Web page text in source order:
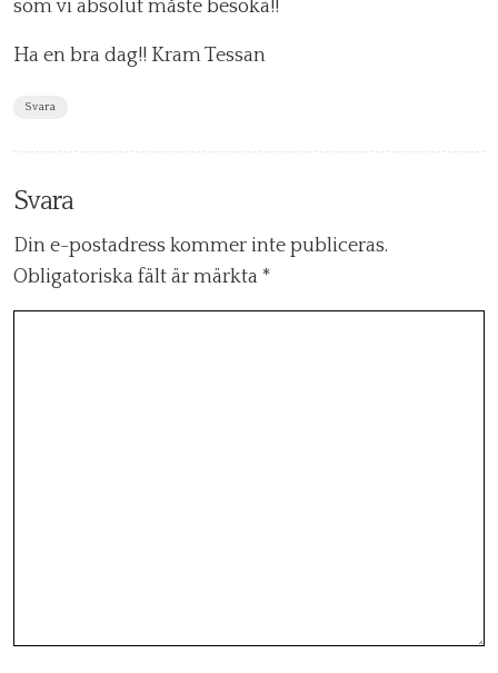
som vi absolut måste besöka!!
Ha en bra dag!! Kram Tessan
Svara
Svara
Din e-postadress kommer inte publiceras.
Obligatoriska fält är märkta *